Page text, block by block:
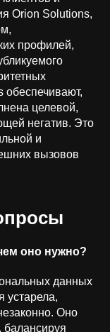
Orion Solutions,
профилей,
обеспечивают,
целевой,
негатив. Это
и
вызовов
оно нужно?
данных
устарела,
Оно
балансируя